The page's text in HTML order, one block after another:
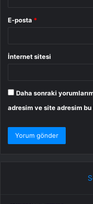
E-posta *
İnternet sitesi
Daha sonraki
adresim ve site adresim